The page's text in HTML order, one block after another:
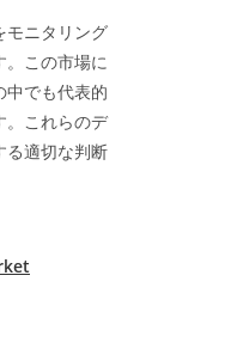
モニタリング
。この市場に
中でも代表的
。これらのデ
る適切な判断